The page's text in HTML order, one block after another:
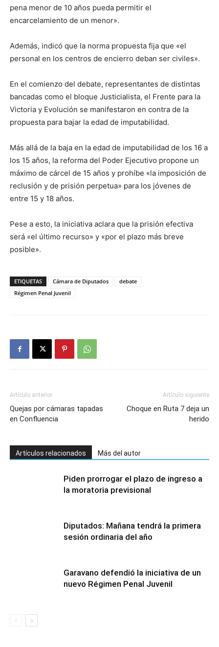
pena menor de 10 años pueda permitir el
encarcelamiento de un menor».
Además, indicó que la norma propuesta fija que «el
personal en los centros de encierro deban ser civiles».
En el comienzo del debate, representantes de distintas
bancadas como el bloque Justicialista, el Frente para la
Victoria y Evolución se manifestaron en contra de la
propuesta para bajar la edad de imputabilidad.
Más allá de la baja en la edad de imputabilidad de los 16 a
los 15 años, la reforma del Poder Ejecutivo propone un
máximo de cárcel de 15 años y prohíbe «la imposición de
reclusión y de prisión perpetua» para los jóvenes de
entre 15 y 18 años.
Pese a esto, la iniciativa aclara que la prisión efectiva
será «el último recurso» y «por el plazo más breve
posible».
ETIQUETAS Cámara de Diputados
debate
Régimen Penal Juvenil
Artículo anterior
Quejas por cámaras tapadas
en Confluencia
Artículo siguiente
Choque en Ruta 7 deja un
herido
Artículos relacionados Más del autor
Piden prorrogar el plazo de ingreso a
la moratoria previsional
Diputados: Mañana tendrá la primera
sesión ordinaria del año
Garavano defendió la iniciativa de un
nuevo Régimen Penal Juvenil